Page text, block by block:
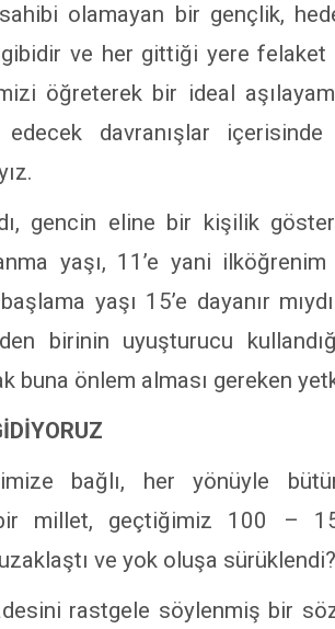
olamayan bir gençlik,
ve her gittiği yere felaket
öğreterek bir ideal
edecek davranışlar
gencin eline bir kişilik
yaşı, 11’e yani
yaşı 15’e dayanır
birinin uyuşturucu
buna önlem alması gereken
bağlı, her yönüyle
millet, geçtiğimiz 100 –
ve yok oluşa sürüklendi?
rastgele söylenmiş bir